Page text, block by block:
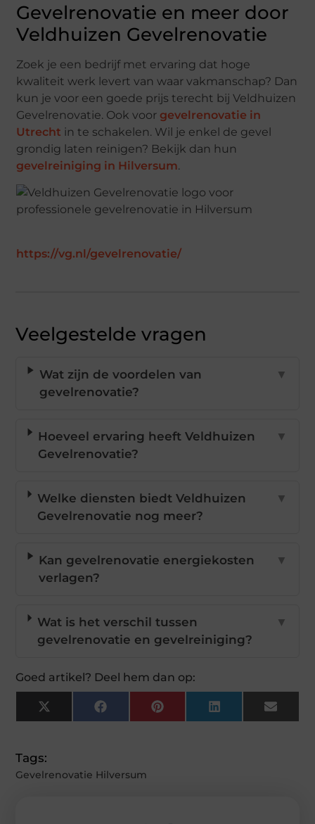
Gevelrenovatie en meer door
Veldhuizen Gevelrenovatie
Zoek je een bedrijf met ervaring dat hoge
kwaliteit werk levert van waar vakmanschap? Dan
kun je voor een goede prijs terecht bij Veldhuizen
Gevelrenovatie. Ook voorgevelrenovatie in
Utrecht in te schakelen. Wil je enkel de gevel
grondig laten reinigen? Bekijk dan hun
gevelreiniging in Hilversum.
https://vg.nl/gevelrenovatie/
Veelgestelde vragen
Wat zijn de voordelen van
gevelrenovatie?
▼
Hoeveel ervaring heeft Veldhuizen
Gevelrenovatie?
▼
Welke diensten biedt Veldhuizen
Gevelrenovatie nog meer?
▼
Kan gevelrenovatie energiekosten
verlagen?
▼
Wat is het verschil tussen
gevelrenovatie en gevelreiniging?
▼
Goed artikel? Deel hem dan op:
X
(Twitter)
FacebookPinterestLinkedInEmail
Tags:
Gevelrenovatie Hilversum